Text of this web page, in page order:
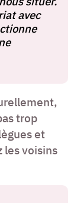
avec
trop
et
les voisins